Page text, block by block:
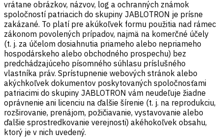
vrátane obrázkov, názvov, log a ochranných známok
spoločností patriacich do skupiny JABLOTRON je prísne
zakázané. To platí pre akúkoľvek formu použitia nad rámec
zákonom povolených prípadov, najmä na komerčné účely
(t. j. za účelom dosiahnutia priameho alebo nepriameho
hospodárskeho alebo obchodného prospechu) bez
predchádzajúceho písomného súhlasu príslušného
vlastníka práv. Sprístupnenie webových stránok alebo
akýchkoľvek dokumentov poskytovaných spoločnosťami
patriacimi do skupiny JABLOTRON vám neudeľuje žiadne
oprávnenie ani licenciu na ďalšie šírenie (t. j. na reprodukciu,
rozširovanie, prenájom, požičiavanie, vystavovanie alebo
ďalšie sprostredkovanie verejnosti) akéhokoľvek obsahu,
ktorý je v nich uvedený.